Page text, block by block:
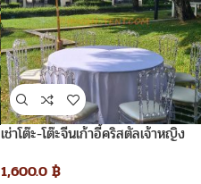
เช่าโต๊ะ-โต๊ะจีนเก้าอี้คริสตัลเจ้าหญิง
1,600.0 ฿